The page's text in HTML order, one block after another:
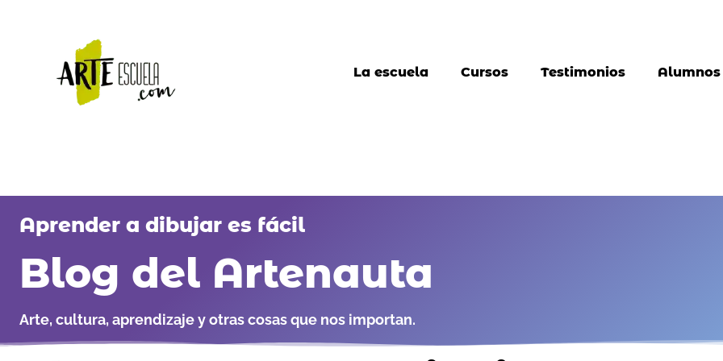
La escuela
Cursos Testimonios Alumnos
Aprender a dibujar es fácil
Blog del Artenauta
Arte, cultura, aprendizaje y otras cosas que nos importan.